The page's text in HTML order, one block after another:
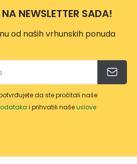
NA NEWSLETTER SADA!
od naših vrhunskih ponuda
da ste pročitali naše
i prihvatili našeuslove